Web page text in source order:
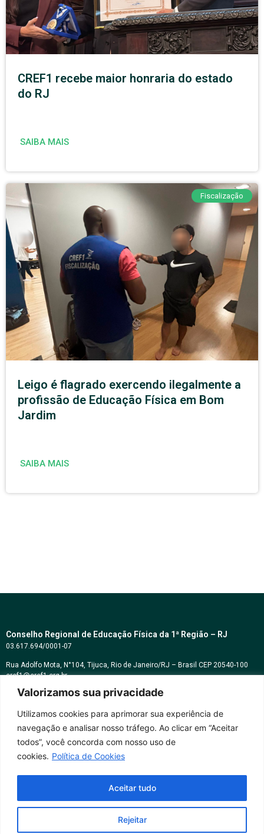
Valorizamos sua privacidade
Utilizamos cookies para aprimorar sua experiência de
navegação e analisar nosso tráfego. Ao clicar em “Aceitar
todos”, você concorda com nosso uso de
cookies. Política de Cookies
Rejeitar
Aceitar tudo
CREF1 recebe maior honraria do estado
do RJ
SAIBA MAIS
Fiscalização
Leigo é flagrado exercendo ilegalmente a
profissão de Educação Física em Bom
Jardim
SAIBA MAIS
Conselho Regional de Educação Física da 1ª Região – RJ
03.617.694/0001-07
Rua Adolfo Mota, N°104, Tijuca, Rio de Janeiro/RJ – Brasil CEP 20540-100
cref1@cref1.org.br
Assessoria de comunicação:
Horários de atendimento:
Whatsapp: (21) 2569-2398